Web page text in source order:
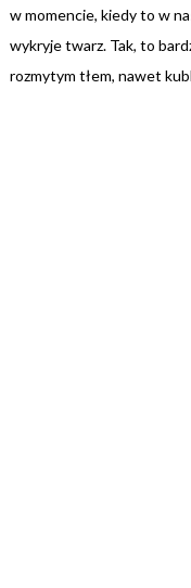
w momencie, kiedy to w
wykryje twarz. Tak, to
rozmytym tłem, nawet